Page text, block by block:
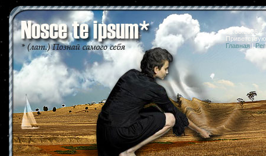
08.08.2026
Главная |